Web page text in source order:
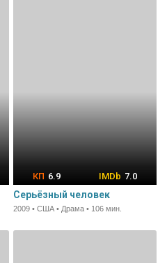
6.9 7.0
Серьёзный человек
2009 • США • Драма • 106 мин.